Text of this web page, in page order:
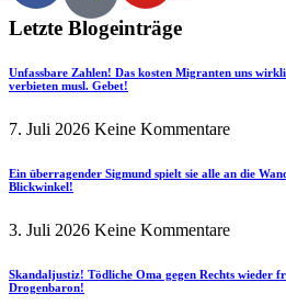
Letzte Blogeinträge
Unfassbare Zahlen! Das kosten Migranten uns
verbieten musl. Gebet!
7. Juli 2026 Keine Kommentare
Ein überragender Sigmund spielt sie alle an die
Blickwinkel!
3. Juli 2026 Keine Kommentare
Skandaljustiz! Tödliche Oma gegen Rechts wieder
Drogenbaron!